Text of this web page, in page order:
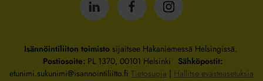
Isännöintiliitto
LinkedInissä
Isännöintiliitto
Facebookissa
Isännöintiliitto
Instagrammissa
Isännöintiliiton toimistosijaitsee Hakaniemessä Helsingissä.
Postiosoite: PL 1370, 00101 Helsinki Sähköpostit:
etunimi.sukunimi@isannointiliitto.fi Tietosuoja | Hallitse evästeasetuksia